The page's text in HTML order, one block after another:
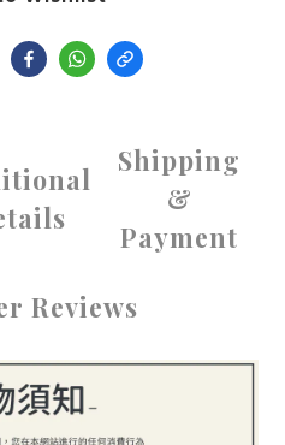
Shipping
&
Payment
Reviews